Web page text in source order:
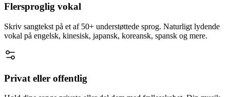
Flersproglig vokal
Skriv sangtekst på et af 50+ understøttede sprog. Naturligt lydende
vokal på engelsk, kinesisk, japansk, koreansk, spansk og mere.
Privat eller offentlig